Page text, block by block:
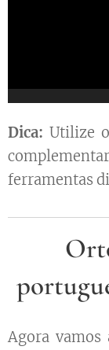
Dica: Utilize
ferramentas
Agora